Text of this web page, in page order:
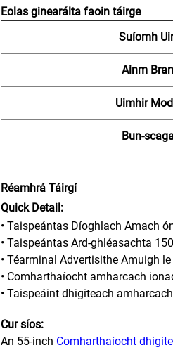
Eolas ginearálta faoin táirge
Suíomh
Ainm
Uimhir
Bun-
Réamhrá Táirgí
Quick Detail:
• Taispeántas Díoghlach Amach
• Taispeántas Ard-ghléasachta
• Téarminal Advertisithe Amuigh
• Comharthaíocht amharcach
• Taispeáint dhigiteach
Cur síos:
An 55-inch Comharthaíocht